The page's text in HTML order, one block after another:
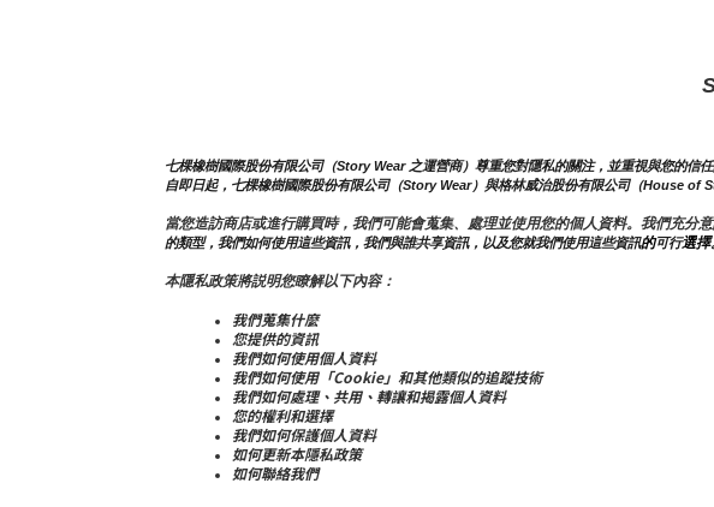
七棵橡樹國際股份有限公司（Story Wear 之運營商）尊重您對隱私的關注，並重視與您的信任
自即日起，七棵橡樹國際股份有限公司（Story Wear）與格林威治股份有限公司（House of
當您造訪商店或進行購買時，我們可能會蒐集、處理並使用您的個人資料。我們充分
的類型，我們如何使用這些資訊，我們與誰共享資訊，以及您就我們使用這些資訊的可行選擇
本隱私政策將説明您瞭解以下內容：
我們蒐集什麼
您提供的資訊
我們如何使用個人資料
我們如何使用「Cookie」和其他類似的追蹤技術
我們如何處理、共用、轉讓和揭露個人資料
您的權利和選擇
我們如何保護個人資料
如何更新本隱私政策
如何聯絡我們